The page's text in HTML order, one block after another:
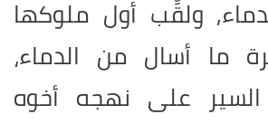
ولقِّب أول ملوكها
ما أسال من الدماء،
على نهجه أخوه